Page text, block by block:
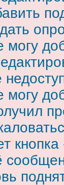
могу
могу